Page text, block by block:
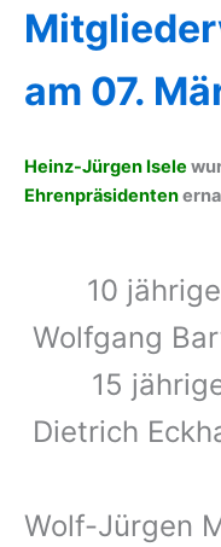
am 07.
Heinz-Jürgen Isele
Ehrenpräsidenten
10
Wolfgang
15 jährige
Dietrich
Wolf-Jürgen